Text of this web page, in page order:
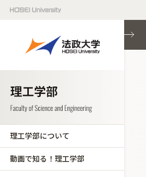
理工学部について
動画で知る！理工学部